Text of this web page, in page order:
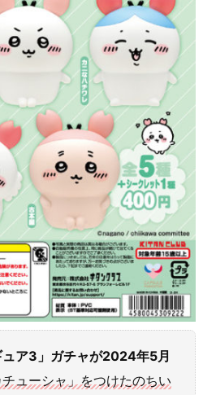
ュア3」ガチャが2024年5月
ューシャ」をつけたのちい